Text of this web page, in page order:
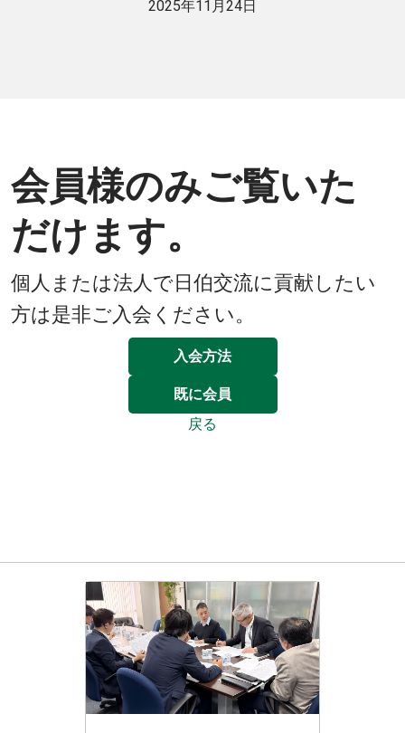
2025年11月24日
会員様のみご覧いた
だけます。
個人または法人で日伯交流に貢献したい
方は是非ご入会ください。
入会方法
既に会員
戻る